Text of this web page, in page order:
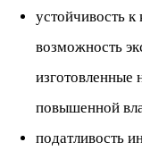
устойчивость
возможность
изготовленные
повышенной
податливость